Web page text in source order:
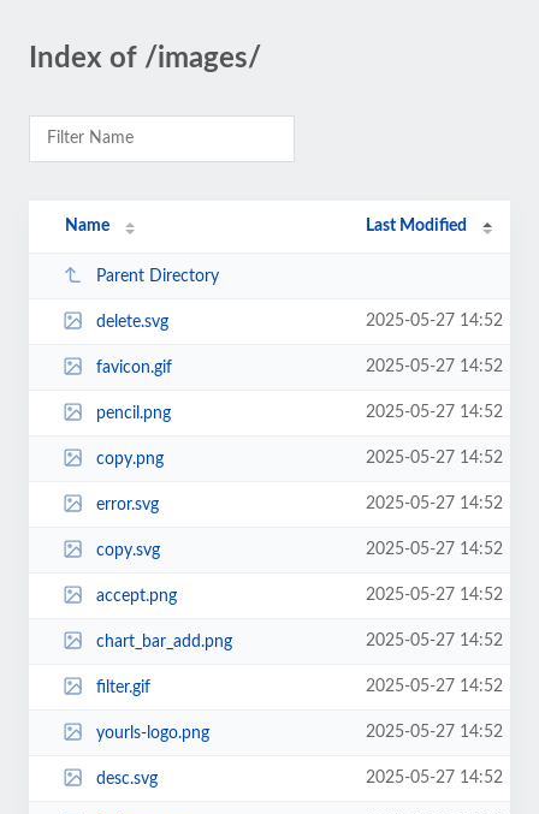
Index of /images/
Name Last Modified
Parent Directory
delete.svg 2025-05-27 14:52
favicon.gif 2025-05-27 14:52
pencil.png 2025-05-27 14:52
copy.png 2025-05-27 14:52
error.svg 2025-05-27 14:52
copy.svg 2025-05-27 14:52
accept.png 2025-05-27 14:52
chart_bar_add.png 2025-05-27 14:52
filter.gif 2025-05-27 14:52
yourls-logo.png 2025-05-27 14:52
desc.svg 2025-05-27 14:52